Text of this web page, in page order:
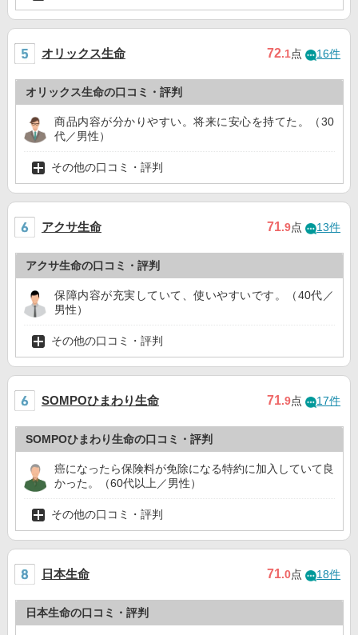
オリックス生命 72.1点 16件
オリックス生命の口コミ・評判
商品内容が分かりやすい。将来に安心を持てた。（30
代／男性）
その他の口コミ・評判
アクサ生命 71.9点 13件
アクサ生命の口コミ・評判
保障内容が充実していて、使いやすいです。（40代／
男性）
その他の口コミ・評判
SOMPOひまわり生命 71.9点 17件
SOMPOひまわり生命の口コミ・評判
癌になったら保険料が免除になる特約に加入していて良
かった。（60代以上／男性）
その他の口コミ・評判
日本生命 71.0点 18件
日本生命の口コミ・評判